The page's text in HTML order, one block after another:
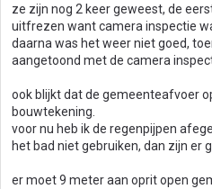
ze zijn nog 2 keer geweest, de
uitfrezen want camera inspectie
daarna was het weer niet goed,
aangetoond met de camera
ook blijkt dat de gemeenteafvoer
bouwtekening.
voor nu heb ik de regenpijpen
het bad niet gebruiken, dan zijn er
er moet 9 meter aan oprit open